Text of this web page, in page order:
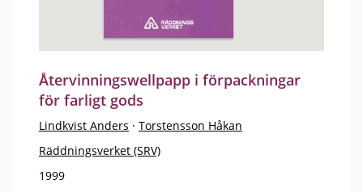
Återvinningswellpapp i förpackningar
för farligt gods
Lindkvist Anders · Torstensson Håkan
Räddningsverket (SRV)
1999